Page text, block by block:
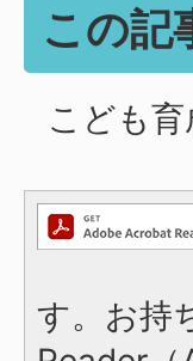
この記
こども育
す。お持